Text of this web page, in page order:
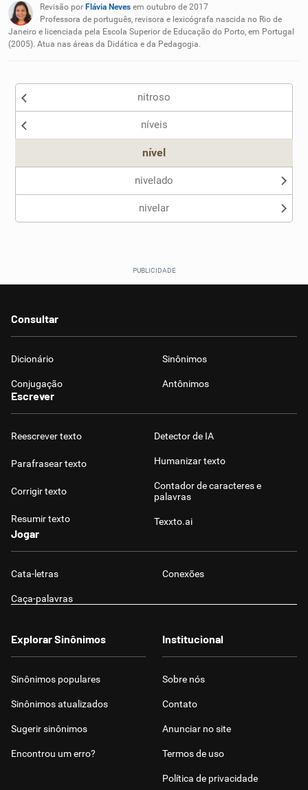
Nenhum dos sinônimos apresentados me ajudou
Outro
Revisão por Flávia Neves em outubro de 2017
Professora de português, revisora e lexicógrafa nascida no Rio de
Janeiro e licenciada pela Escola Superior de Educação do Porto, em Portugal
(2005). Atua nas áreas da Didática e da Pedagogia.
nitroso
níveis
nível
nivelado
nivelar
Consultar
Dicionário Sinônimos
Conjugação Antônimos
Escrever
Reescrever texto
Parafrasear texto
Corrigir texto
Resumir texto
Detector de IA
Humanizar texto
Contador de caracteres e
palavras
Texxto.ai
Jogar
Cata-letras Conexões
Caça-palavras
Explorar Sinônimos
Sinônimos populares
Sinônimos atualizados
Sugerir sinônimos
Encontrou um erro?
Institucional
Sobre nós
Contato
Anunciar no site
Termos de uso
Política de privacidade